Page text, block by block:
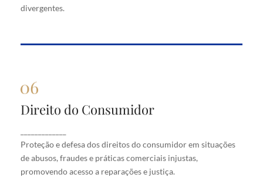
divergentes.
Direito do Consumidor
Proteção e defesa dos direitos do consumidor em situações
de abusos, fraudes e práticas comerciais injustas,
promovendo acesso a reparações e justiça.
Direito do Consumidor
situações de abusos, fraudes e práticas comerciais
injustas, promovendo acesso a reparações e justiça.